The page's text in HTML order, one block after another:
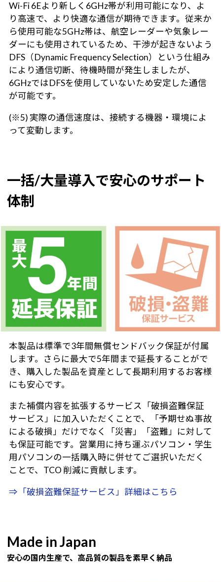
Wi-Fi 6Eより新しく6GHz帯が利用可能になり、よ
り高速で、より快適な通信が期待できます。従来か
ら使用可能な5GHz帯は、航空レーダーや気象レー
ダーにも使用されているため、干渉が起きないよう
DFS（Dynamic Frequency Selection）という仕組み
により通信切断、待機時間が発生しましたが、
6GHzではDFSを使用していないため安定した通信
が可能です。
(※5) 実際の通信速度は、接続する機器・環境によ
って変動します。
一括/大量導入で安心のサポート
体制
本製品は標準で3年間無償センドバック保証が付属
します。さらに最大で5年間まで延長することがで
き、購入した製品を資産として長期利用するお客様
にも安心です。
また補償内容を拡張するサービス「破損盗難保証
サービス」に加入いただくことで、「予期せぬ事故
による破損」だけでなく「災害」「盗難」に対して
も保証可能です。営業用に持ち運ぶパソコン・学生
用パソコンの一括購入時に併せてご選択いただく
ことで、TCO 削減に貢献します。
⇒「破損盗難保証サービス」詳細はこちら
Made in Japan
安心の国内生産で、高品質の製品を素早く納品